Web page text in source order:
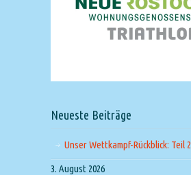
Neueste Beiträge
Unser Wettkampf-Rückblick: Teil 2
3. August 2026